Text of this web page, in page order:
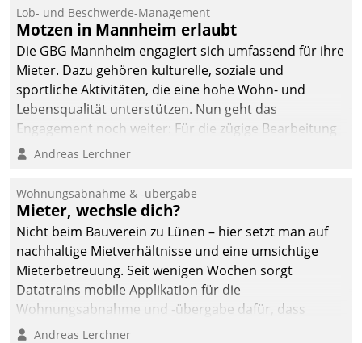
Lob- und Beschwerde-Management
Motzen in Mannheim erlaubt
Die GBG Mannheim engagiert sich umfassend für ihre
Mieter. Dazu gehören kulturelle, soziale und
sportliche Aktivitäten, die eine hohe Wohn- und
Lebensqualität unterstützen. Nun geht das
Engagement noch weiter: Für die zügige Bearbeitung
von Beschwerden – oder Lob – richtet das
und Beschwerde-Management einen eigenen Kanal
ein.
Andreas Lerchner
Wohnungsabnahme & -übergabe
Mieter, wechsle dich?
Nicht beim Bauverein zu Lünen – hier setzt man auf
nachhaltige Mietverhältnisse und eine umsichtige
Mieterbetreuung. Seit wenigen Wochen sorgt
Datatrains mobile Applikation für die
Wohnungsabnahme und -übergabe dafür, dass
Mieter wohlgeordnet kommen und, so es sein muss,
Andreas Lerchner